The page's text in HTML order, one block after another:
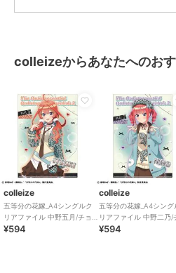
colleizeからあなたへのお
colleize
五等分の花嫁_A4シングルク
リアファイル 中野五月/チョ
コミントGAL
¥594
colleize
五等分の花嫁_A4シング
リアファイル 中野二乃/
コミントGAL
¥594